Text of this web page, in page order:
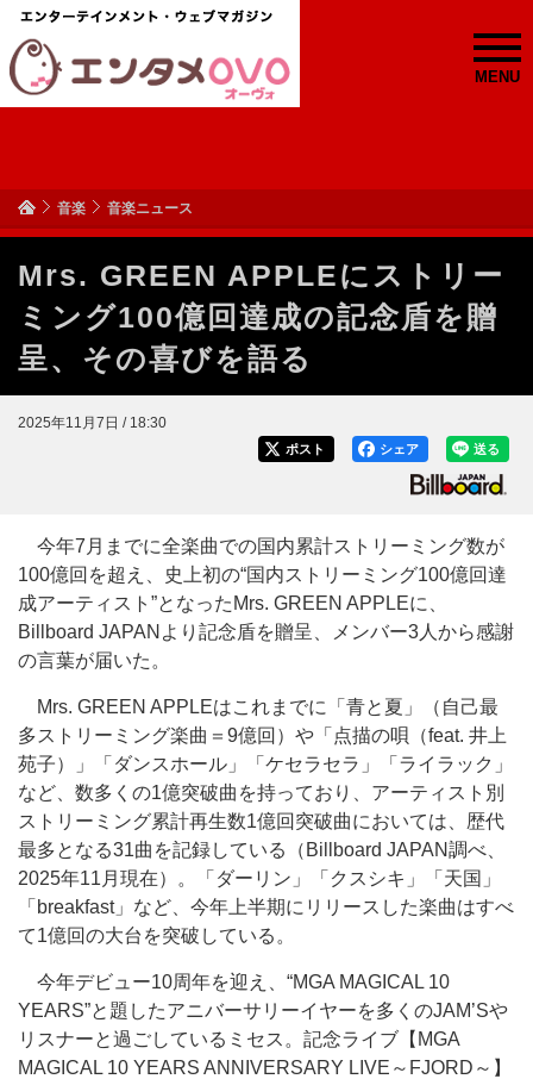
MENU
音楽 音楽ニュース
Mrs. GREEN APPLEにストリー
ミング100億回達成の記念盾を贈
呈、その喜びを語る
2025年11月7日 / 18:30
送る
シェア
ポスト
今年7月までに全楽曲での国内累計ストリーミング数が
100億回を超え、史上初の“国内ストリーミング100億回達
成アーティスト”となったMrs. GREEN APPLEに、
Billboard JAPANより記念盾を贈呈、メンバー3人から感謝
の言葉が届いた。
Mrs. GREEN APPLEはこれまでに「青と夏」（自己最
多ストリーミング楽曲＝9億回）や「点描の唄（feat. 井上
苑子）」「ダンスホール」「ケセラセラ」「ライラック」
など、数多くの1億突破曲を持っており、アーティスト別
ストリーミング累計再生数1億回突破曲においては、歴代
最多となる31曲を記録している（Billboard JAPAN調べ、
2025年11月現在）。「ダーリン」「クスシキ」「天国」
「breakfast」など、今年上半期にリリースした楽曲はすべ
て1億回の大台を突破している。
今年デビュー10周年を迎え、“MGA MAGICAL 10
YEARS”と題したアニバーサリーイヤーを多くのJAM’Sや
リスナーと過ごしているミセス。記念ライブ【MGA
MAGICAL 10 YEARS ANNIVERSARY LIVE～FJORD～】